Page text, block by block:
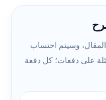
المقال، وسيتم احتساب
على دفعات؛ كل دفعة